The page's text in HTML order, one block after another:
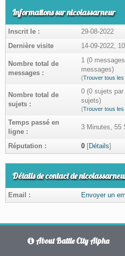
Informations sur nicolassarneur
Inscrit le :
29-08-2022
Dernière visite
14-09-2022,
Nombre total de
messages :
1 (0
messages)
(Trouver tous
Nombre total de
sujets :
0 (0 sujets
sujets)
(Trouver tous les
Temps passé en
ligne :
3 Minutes, 55
Réputation : 0 [Détails]
Détails de contact de
Email : Envoyer un
About Battle City Alpha